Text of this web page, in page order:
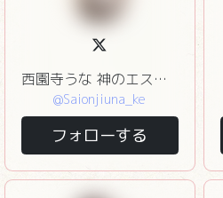
西園寺うな 神のエステ赤坂
@Saionjiuna_ke
フォローする